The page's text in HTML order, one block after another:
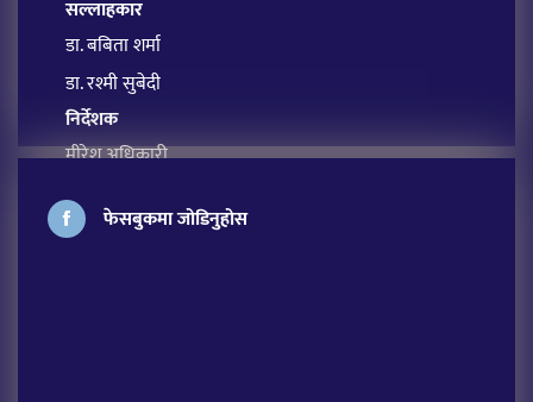
सल्लाहकार
डा. बबिता शर्मा
डा. रश्मी सुबेदी
निर्देशक
मीरेश अधिकारी
सावित्रा आचार्य
फेसबुकमा जोडिनुहोस